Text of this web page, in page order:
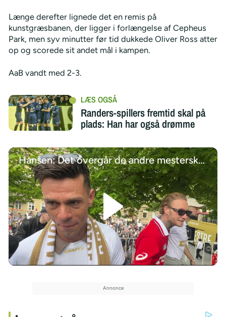
Længe derefter lignede det en remis på
kunstgræsbanen, der ligger i forlængelse af Cepheus
Park, men syv minutter før tid dukkede Oliver Ross atter
op og scorede sit andet mål i kampen.
AaB vandt med 2-3.
Randers-spillers fremtid skal på
plads: Han har også drømme
Hansen: Det overgår de andre mesterskaber
/